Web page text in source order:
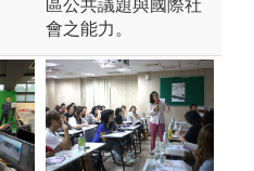
區公共議題與國際社
會之能力。